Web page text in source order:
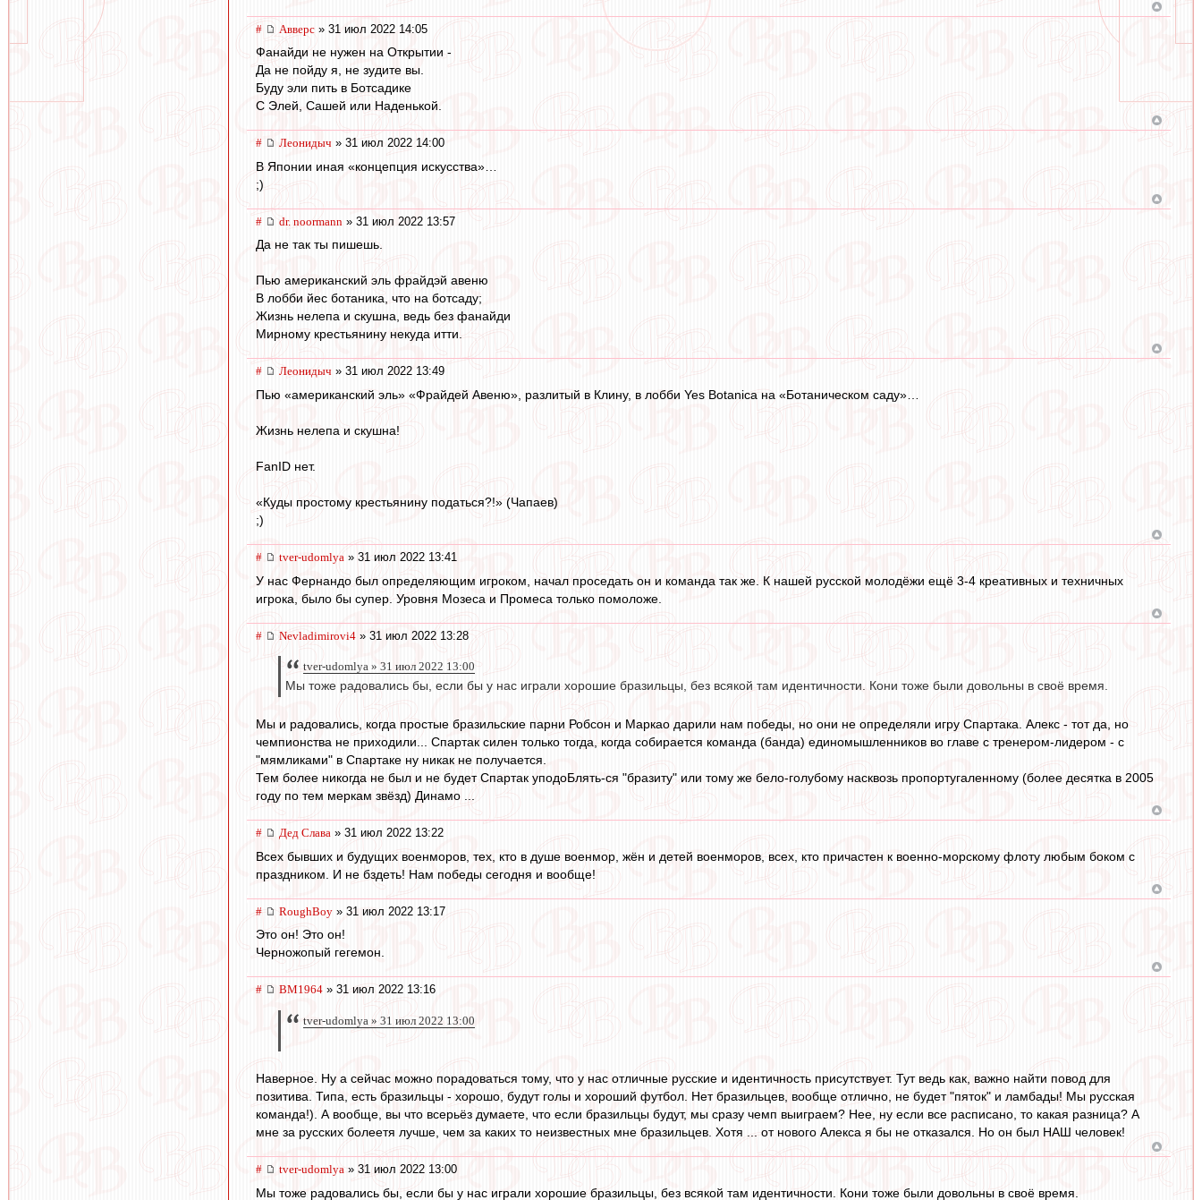
# Авверс » 31 июл 2022 14:05
Фанайди не нужен на Открытии -
Да не пойду я, не зудите вы.
Буду эли пить в Ботсадике
С Элей, Сашей или Наденькой.
# Леонидыч » 31 июл 2022 14:00
В Японии иная «концепция искусства»…
;)
# dr. noormann » 31 июл 2022 13:57
Да не так ты пишешь.
Пью американский эль фрайдэй авеню
В лобби йес ботаника, что на ботсаду;
Жизнь нелепа и скушна, ведь без фанайди
Мирному крестьянину некуда итти.
# Леонидыч » 31 июл 2022 13:49
Пью «американский эль» «Фрайдей Авеню», разлитый в Клину, в лобби Yes Botanica на «Ботаническом саду»…
Жизнь нелепа и скушна!
FanID нет.
«Куды простому крестьянину податься?!» (Чапаев)
;)
# tver-udomlya » 31 июл 2022 13:41
У нас Фернандо был определяющим игроком, начал проседать он и команда так же. К нашей русской молодёжи ещё 3-4 креативных и техничных
игрока, было бы супер. Уровня Мозеса и Промеса только помоложе.
# Nevladimirovi4 » 31 июл 2022 13:28
tver-udomlya » 31 июл 2022 13:00
Мы тоже радовались бы, если бы у нас играли хорошие бразильцы, без всякой там идентичности. Кони тоже были довольны в своё время.
Мы и радовались, когда простые бразильские парни Робсон и Маркао дарили нам победы, но они не определяли игру Спартака. Алекс - тот да, но
чемпионства не приходили... Спартак силен только тогда, когда собирается команда (банда) единомышленников во главе с тренером-лидером - с
"мямликами" в Спартаке ну никак не получается.
Тем более никогда не был и не будет Спартак уподоБлять-ся "бразиту" или тому же бело-голубому насквозь пропортугаленному (более десятка в 2005
году по тем меркам звёзд) Динамо ...
# Дед Слава » 31 июл 2022 13:22
Всех бывших и будущих военморов, тех, кто в душе военмор, жён и детей военморов, всех, кто причастен к военно-морскому флоту любым боком с
праздником. И не бздеть! Нам победы сегодня и вообще!
# RoughBoy » 31 июл 2022 13:17
Это он! Это он!
Черножопый гегемон.
# BM1964 » 31 июл 2022 13:16
tver-udomlya » 31 июл 2022 13:00
Наверное. Ну а сейчас можно порадоваться тому, что у нас отличные русские и идентичность присутствует. Тут ведь как, важно найти повод для
позитива. Типа, есть бразильцы - хорошо, будут голы и хороший футбол. Нет бразильцев, вообще отлично, не будет "пяток" и ламбады! Мы русская
команда!). А вообще, вы что всерьёз думаете, что если бразильцы будут, мы сразу чемп выиграем? Нее, ну если все расписано, то какая разница? А
мне за русских болеетя лучше, чем за каких то неизвестных мне бразильцев. Хотя ... от нового Алекса я бы не отказался. Но он был НАШ человек!
# tver-udomlya » 31 июл 2022 13:00
Мы тоже радовались бы, если бы у нас играли хорошие бразильцы, без всякой там идентичности. Кони тоже были довольны в своё время.